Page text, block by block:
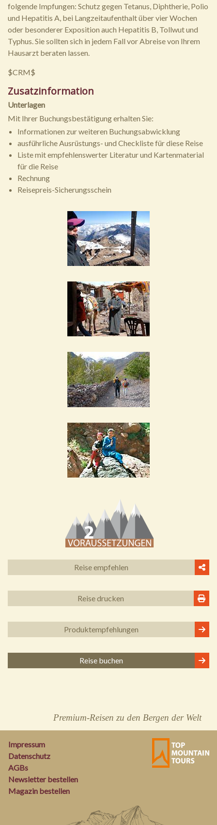
folgende Impfungen: Schutz gegen Tetanus, Diphtherie, Polio
und Hepatitis A, bei Langzeitaufenthalt über vier Wochen
oder besonderer Exposition auch Hepatitis B, Tollwut und
Typhus. Sie sollten sich in jedem Fall vor Abreise von Ihrem
Hausarzt beraten lassen.
$CRM$
Zusatzinformation
Unterlagen
Mit Ihrer Buchungsbestätigung erhalten Sie:
Informationen zur weiteren Buchungsabwicklung
ausführliche Ausrüstungs- und Checkliste für diese Reise
Liste mit empfehlenswerter Literatur und Kartenmaterial
für die Reise
Rechnung
Reisepreis-Sicherungsschein
Reise empfehlen
Reise drucken
Produktempfehlungen
Reise buchen
Premium-Reisen zu den Bergen der Welt
Impressum
Datenschutz
AGBs
Newsletter bestellen
Magazin bestellen